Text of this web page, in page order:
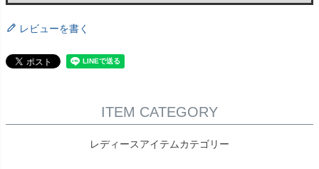
レビューを書く
ITEM CATEGORY
レディースアイテムカテゴリー